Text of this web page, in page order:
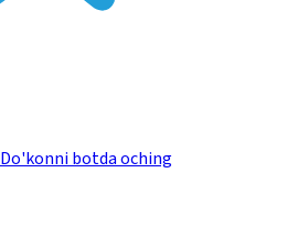
Do'konni botda oching